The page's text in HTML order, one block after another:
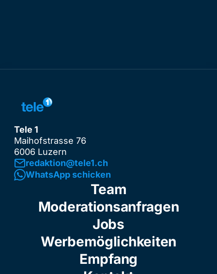
Tele 1
Maihofstrasse 76
6006 Luzern
redaktion@tele1.ch
WhatsApp schicken
Team
Moderationsanfragen
Jobs
Werbemöglichkeiten
Empfang